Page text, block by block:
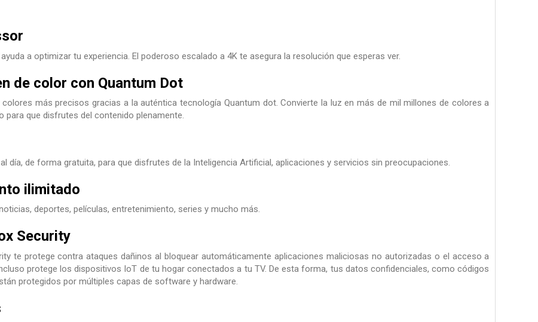
a optimizar tu experiencia. El poderoso escalado a 4K te asegura la resolución que esperas ver.
de color con Quantum Dot
colores más precisos gracias a la auténtica tecnología Quantum dot. Convierte la luz en más de mil millones de colores a
para que disfrutes del contenido plenamente.
día, de forma gratuita, para que disfrutes de la Inteligencia Artificial, aplicaciones y servicios sin preocupaciones.
ilimitado
deportes, películas, entretenimiento, series y mucho más.
Security
te protege contra ataques dañinos al bloquear automáticamente aplicaciones maliciosas no autorizadas o el acceso a
protege los dispositivos IoT de tu hogar conectados a tu TV. De esta forma, tus datos confidenciales, como códigos
protegidos por múltiples capas de software y hardware.